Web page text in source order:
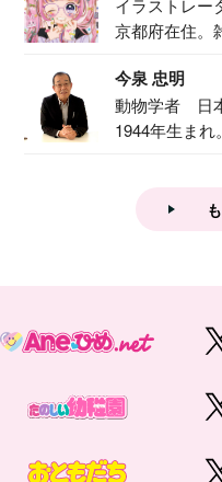
イラストレ
京都府在住。
今泉 忠明
動物学者 日
1944年生ま